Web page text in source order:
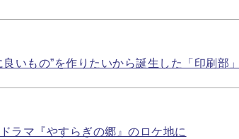
いもの”を作りたいから誕生した「印刷部」
ラマ『やすらぎの郷』のロケ地に